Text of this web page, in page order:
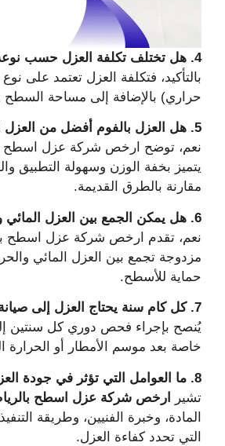
4. هل تختلف تكلفة العزل حسب نوعه؟
بالتأكيد، فتكلفة العزل تعتمد على
حراري) بالإضافة إلى مساحة السطح
5. هل العزل بالفوم أفضل من العزل التقليدي؟
نعم، توضح ارخص شركة عزل اسطح
يتميز بخفة الوزن وسهولة التطبيق
مقارنة بالطرق القديمة.
6. هل يمكن الجمع بين العزل المائي والحراري؟
نعم، تقدم ارخص شركة عزل اسطح
مزدوجة تجمع بين العزل المائي
حماية للأسطح.
7. كل كام سنة يحتاج العزل إلى صيانة؟
يُنصح بإجراء فحص دوري كل سنتين
خاصة بعد موسم الأمطار أو الحرارة
8. ما العوامل التي تؤثر في جودة العزل؟
تشير
ارخص شركة عزل اسطح
المادة، وخبرة الفنيين، وطريقة
التي تحدد كفاءة العزل.